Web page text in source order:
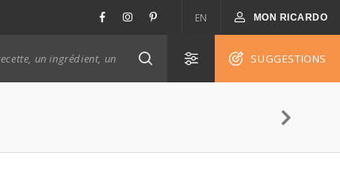
EN MON RICARDO
SUGGESTIONS